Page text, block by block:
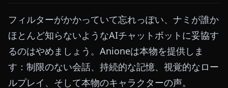
フィルターがかかっていて忘れっぽい、ナミが誰か
ほとんど知らないようなAIチャットボットに妥協す
るのはやめましょう。Anioneは本物を提供しま
す：制限のない会話、持続的な記憶、視覚的なロー
ルプレイ、そして本物のキャラクターの声。